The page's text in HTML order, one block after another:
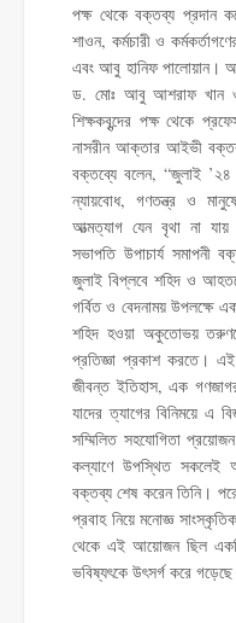
পক্ষ থেকে বক্তব্য প্রদান
শাওন, কর্মচারী ও
এবং আবু হানিফ পালোয়ান।
ড. মোঃ আবু আশরাফ খান
শিক্ষকবৃন্দের পক্ষ থেকে
নাসরীন আক্তার আইভী
বক্তব্যে বলেন, “জুলাই
ন্যায়বোধ, গণতন্ত্র ও
আত্মত্যাগ যেন বৃথা না যায়
সভাপতি উপাচার্য সমাপনী
জুলাই বিপ্লবে শহিদ ও
গর্বিত ও বেদনাময় উপলক্ষে
শহিদ হওয়া অকুতোভয়
প্রতিজ্ঞা প্রকাশ করতে।
জীবন্ত ইতিহাস, এক
যাদের ত্যাগের বিনিময়ে এ
সম্মিলিত সহযোগিতা
কল্যাণে উপস্থিত সকলেই
বক্তব্য শেষ করেন তিনি।
প্রবাহ নিয়ে মনোজ্ঞ
থেকে এই আয়োজন ছিল একটি
ভবিষ্যৎকে উৎসর্গ করে